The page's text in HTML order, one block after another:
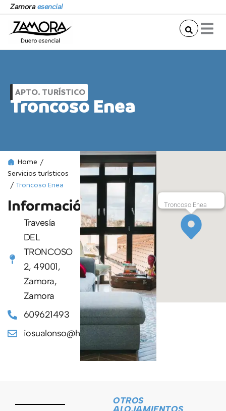
contenido
Zamoraesencial
APTO. TURÍSTICO
Troncoso Enea
Home /
Servicios turísticos
/ Troncoso Enea
Información
Travesía
DEL
TRONCOSO
2, 49001,
Zamora,
Zamora
609621493
iosualonso@hotmail.com
Troncoso Enea
OTROS
ALOJAMIENTOS